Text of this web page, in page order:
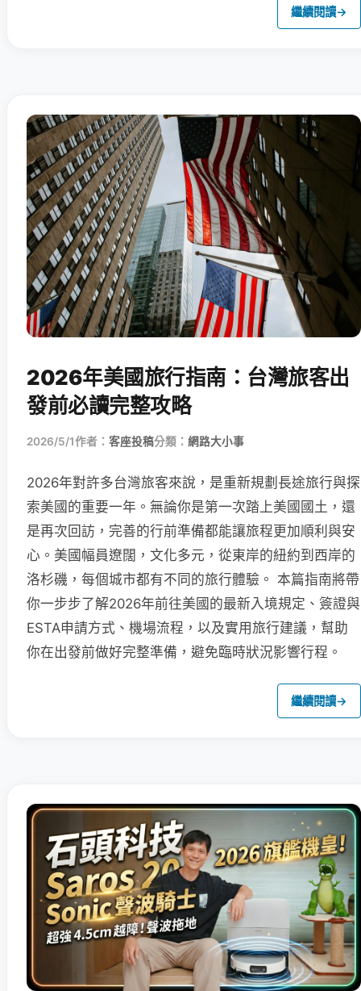
繼續閱讀→
2026年美國旅行指南：台灣旅客出
發前必讀完整攻略
2026/5/1作者： 客座投稿分類： 網路大小事
2026年對許多台灣旅客來說，是重新規劃長途旅行與探
索美國的重要一年。無論你是第一次踏上美國國土，還
是再次回訪，完善的行前準備都能讓旅程更加順利與安
心。美國幅員遼闊，文化多元，從東岸的紐約到西岸的
洛杉磯，每個城市都有不同的旅行體驗。 本篇指南將帶
你一步步了解2026年前往美國的最新入境規定、簽證與
ESTA申請方式、機場流程，以及實用旅行建議，幫助
你在出發前做好完整準備，避免臨時狀況影響行程。
繼續閱讀→